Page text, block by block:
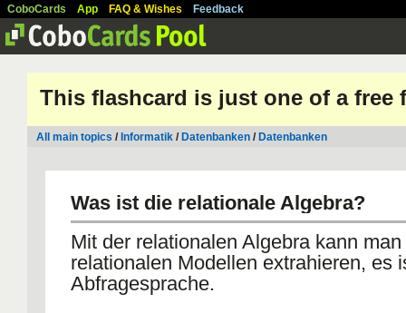
CoboCards App FAQ & Wishes Feedback
This flashcard is just one of a free
All main topics / Informatik / Datenbanken / Datenbanken
Was ist die relationale Algebra?
Mit der relationalen Algebra kann
relationalen Modellen extrahieren, es
Abfragesprache.